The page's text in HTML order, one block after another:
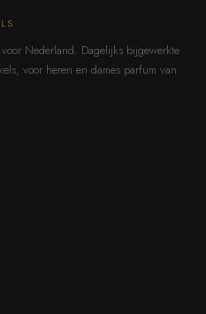
Nederland. Dagelijks bijgewerkte
voor heren en dames parfum van